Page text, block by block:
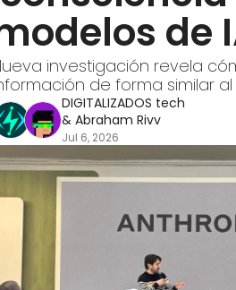
de
investigación revela
de forma similar
DIGITALIZADOS tech
& Abraham Rivv
Jul 6, 2026